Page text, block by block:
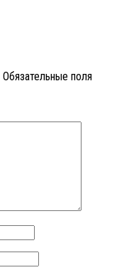
Обязательные поля